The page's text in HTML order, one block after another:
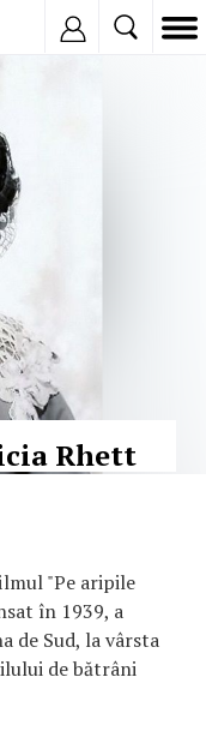
Rhett
"Pe aripile
în 1939, a
de Sud, la vârsta
de bătrâni